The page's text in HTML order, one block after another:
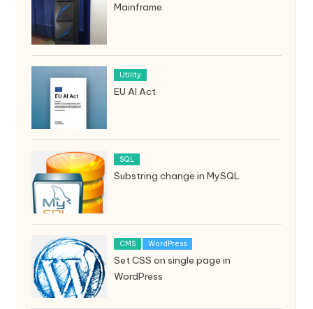
Mainframe
Utility
EU AI Act
SQL
Substring change in MySQL
CMS WordPress
Set CSS on single page in
WordPress